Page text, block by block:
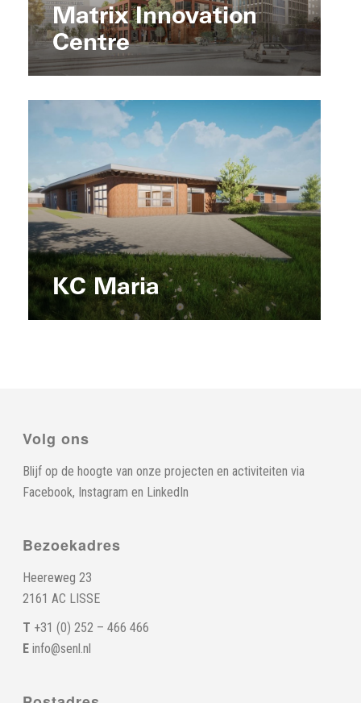
Matrix Innovation
Centre
KC Maria
Volg ons
Blijf op de hoogte van onze projecten en activiteiten via
Facebook, Instagram en LinkedIn
Bezoekadres
Heereweg 23
2161 AC LISSE
T +31 (0) 252 – 466 466
E info@senl.nl